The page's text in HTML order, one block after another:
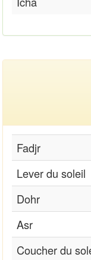
Fadjr
Lever du soleil
Dohr
Asr
Coucher du